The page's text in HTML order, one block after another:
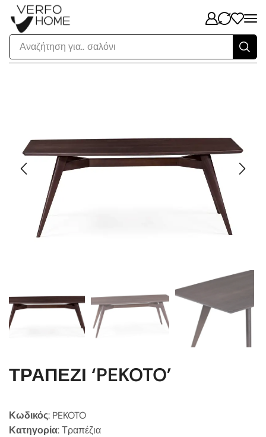
Αναζήτηση για.. σαλόνι
ΤΡΑΠΕΖΙ ‘PEKOTO’
Κωδικός: PEKOTO
Κατηγορία: Τραπέζια